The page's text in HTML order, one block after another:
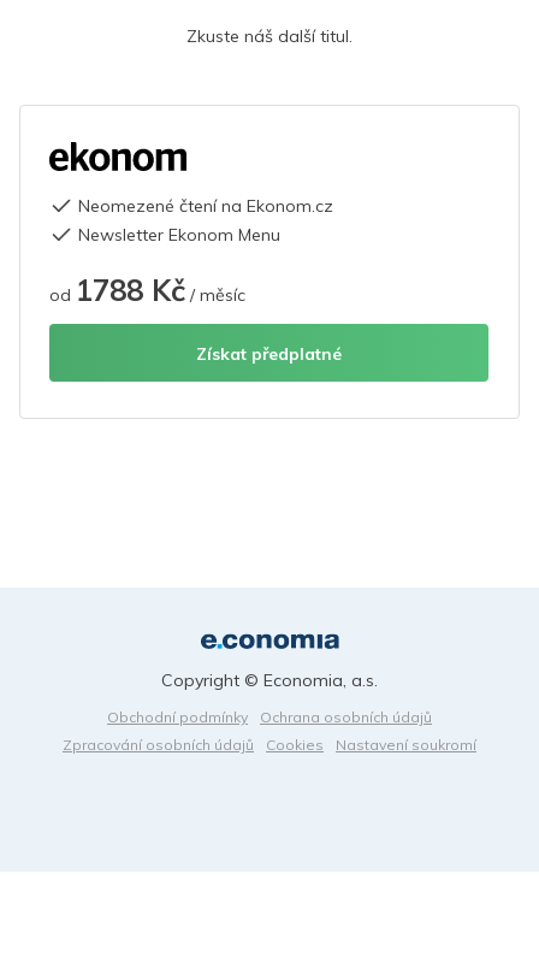
Zkuste náš další titul.
Neomezené čtení na Ekonom.cz
Newsletter Ekonom Menu
od 1788 Kč / měsíc
Získat předplatné
Obchodní podmínky
Ochrana osobních údajů
Zpracování osobních údajů
Cookies Nastavení soukromí
Copyright © Economia, a.s.